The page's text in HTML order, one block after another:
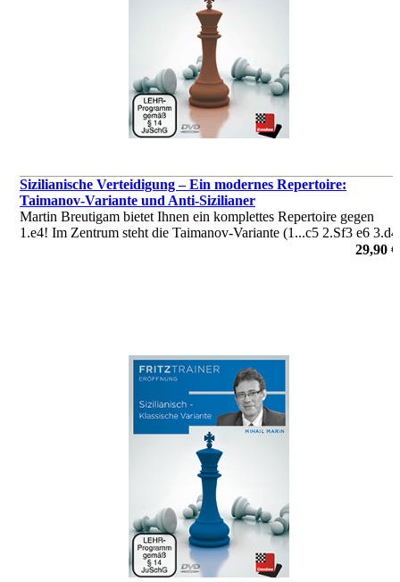
Sizilianische Verteidigung – Ein modernes Repertoire:
Taimanov-Variante und Anti-Sizilianer
Martin Breutigam bietet Ihnen ein komplettes Repertoire gegen
1.e4! Im Zentrum steht die Taimanov-Variante (1...c5 2.Sf3 e6 3.d4
cxd4 4.Sxd4 Sc6), aber auch alle Spielarten des Anti-Sizilianers
29,90 €